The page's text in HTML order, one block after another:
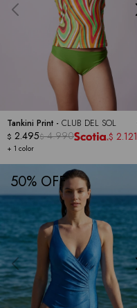
Tankini Print - CLUB DEL SOL
+ 1 color
$ 2.495$ 4.990 $ 2.121
50